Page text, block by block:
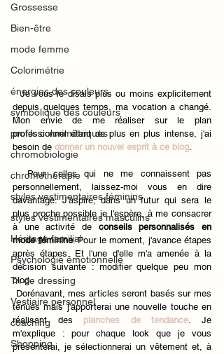
Grossesse
Bien-être
mode femme
Colorimétrie
énergies des couleurs
symbolique des couleurs
profils colorimétriques
chromobiologie
chromothérapie
styles vestimentaires féminins
styles vestimentaires masculins
Héritage familial
Psychologie émotionnelle
Tri de dressing
Vestiaire personnel
coaching
Shopping
  Je vous le disais plus ou moins explicitement
depuis quelques temps, ma vocation a changé.
Mon envie de me réaliser sur le plan
professionnel étant de plus en plus intense, j'ai
besoin de donner un nouvel esprit à ce blog.
  Pour celles qui ne me connaissent pas
personnellement, laissez-moi vous en dire
davantage. J'aspire, dans un futur qui sera le
plus proche possible je l'espère, à me consacrer
à une activité de conseils personnalisés en
mode féminine. Pour le moment, j'avance étapes
après étapes. Et l'une d'elle m'a amenée à la
décision suivante : modifier quelque peu mon
blog.
tenues mais j'apporterai une nouvelle touche en
réalisant des planches de tendance. Je
m'explique : pour chaque look que je vous
présenterai, je sélectionnerai un vêtement et, à